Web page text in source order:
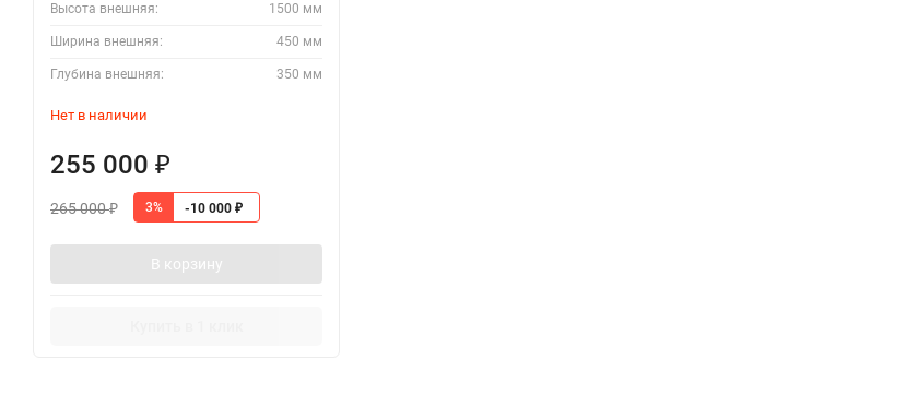
Высота внешняя: 1500 мм
Ширина внешняя: 450 мм
Глубина внешняя: 350 мм
Нет в наличии
255 000 ₽
265 000₽ 3% -10 000 ₽
В корзину